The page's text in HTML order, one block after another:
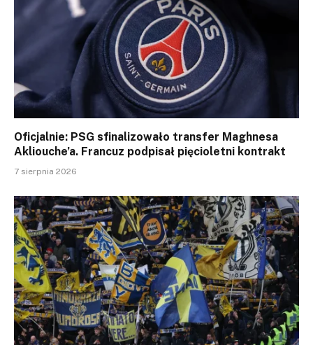
Oficjalnie: PSG sfinalizowało transfer Maghnesa
Akliouche’a. Francuz podpisał pięcioletni kontrakt
7 sierpnia 2026